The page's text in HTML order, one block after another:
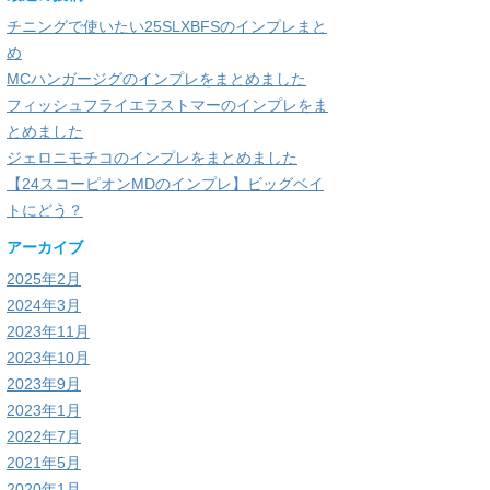
チニングで使いたい25SLXBFSのインプレまと
め
MCハンガージグのインプレをまとめました
フィッシュフライエラストマーのインプレをま
とめました
ジェロニモチコのインプレをまとめました
【24スコーピオンMDのインプレ】ビッグベイ
トにどう？
アーカイブ
2025年2月
2024年3月
2023年11月
2023年10月
2023年9月
2023年1月
2022年7月
2021年5月